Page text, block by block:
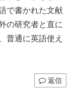
で書かれた文献
の研究者と直に
普通に英語使え
返信